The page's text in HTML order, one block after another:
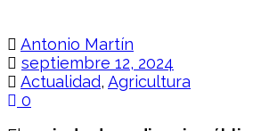
Antonio Martín
septiembre 12, 2024
Actualidad, Agricultura
0